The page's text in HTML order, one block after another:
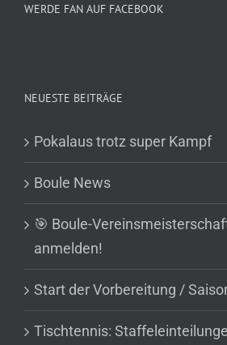
WERDE FAN AUF FACEBOOK
NEUESTE BEITRÄGE
Pokalaus trotz super Kampf
Boule News
🎯 Boule-
anmelden!
Start der Vorbereitung /
Tischtennis: